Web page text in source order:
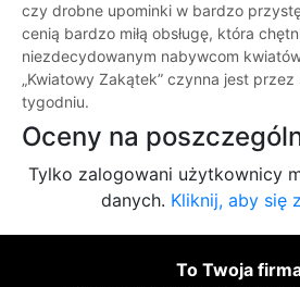
czy drobne upominki w bardzo
cenią bardzo miłą obsługę, która
niezdecydowanym nabywcom
„Kwiatowy Zakątek” czynna jest
tygodniu.
Oceny na
Tylko zalogowani użytkownicy
danych. Kliknij, aby się
To Twoja